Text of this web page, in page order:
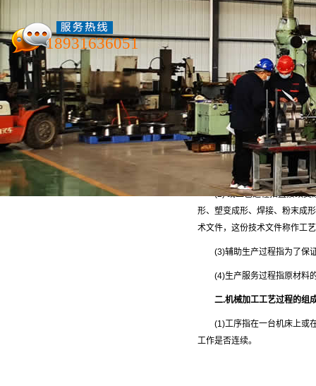
18931636051
北京航泰机械加工厂
地址：北京市大兴区魏善庄
常见的一些基本加工工艺
在制造生产过程中，由于零
效率、经济效益也是不相同的
艺过程设计。
一、机械加工的生产过
1.生产过程由设计图纸变为产
生产过程通常包括:
(1)技术准备过程包括产品
(2) 或工艺过程指直接改变原
形、塑变成形、焊接、粉末成
术文件，这份技术文件称作
(3)辅助生产过程指为了保证
(4)生产服务过程指原材料的
二.机械加工工艺过程的组
(1)工序指在一台机床上或在
工作是否连续。